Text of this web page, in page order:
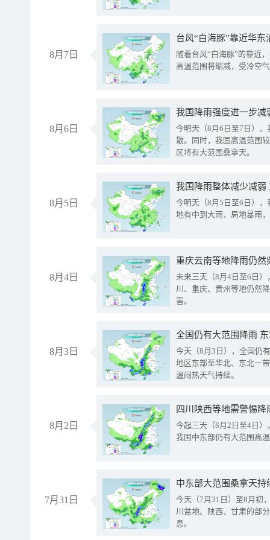
8月7日
台风“白海豚”靠近华
随着台风“白海豚”的靠近
高温范围将缩减，受冷空
8月6日
今明天（8月6日至7日）
散。同时，我国高温范围
区将有大范围桑拿天。
8月5日
我国降雨整体减少减弱
今明天（8月5日至6日）
地有中到大雨，局地暴雨
8月4日
重庆云南等地降雨仍然
未来三天（8月4日至6日
川、重庆、贵州等地仍然
害。
8月3日
全国仍有大范围降雨
今天（8月3日），全国仍
地区东部至华北、东北一
温闷热天气持续。
8月2日
今起三天（8月2日至4日
我国中东部仍有大范围高
7月31日
中东部大范围桑拿天
今天（7月31日）至8月初
川盆地、陕西、甘肃的部
息。